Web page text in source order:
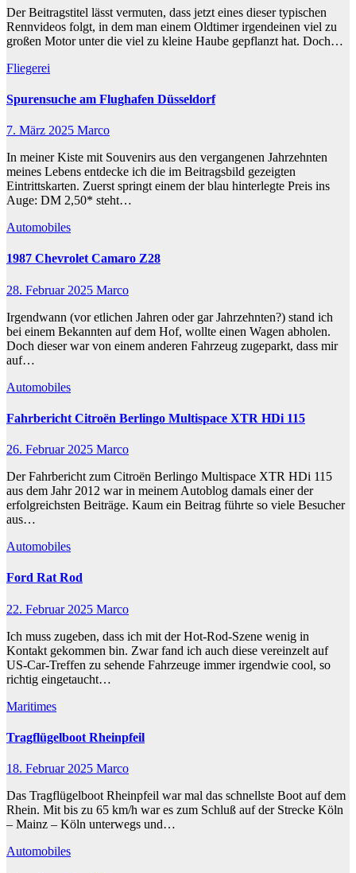
Der Beitragstitel lässt vermuten, dass jetzt eines dieser typischen
Rennvideos folgt, in dem man einem Oldtimer irgendeinen viel zu
großen Motor unter die viel zu kleine Haube gepflanzt hat. Doch…
Fliegerei
Spurensuche am Flughafen Düsseldorf
7. März 2025 Marco
In meiner Kiste mit Souvenirs aus den vergangenen Jahrzehnten
meines Lebens entdecke ich die im Beitragsbild gezeigten
Eintrittskarten. Zuerst springt einem der blau hinterlegte Preis ins
Auge: DM 2,50* steht…
Automobiles
1987 Chevrolet Camaro Z28
28. Februar 2025 Marco
Irgendwann (vor etlichen Jahren oder gar Jahrzehnten?) stand ich
bei einem Bekannten auf dem Hof, wollte einen Wagen abholen.
Doch dieser war von einem anderen Fahrzeug zugeparkt, dass mir
auf…
Automobiles
Fahrbericht Citroën Berlingo Multispace XTR HDi 115
26. Februar 2025 Marco
Der Fahrbericht zum Citroën Berlingo Multispace XTR HDi 115
aus dem Jahr 2012 war in meinem Autoblog damals einer der
erfolgreichsten Beiträge. Kaum ein Beitrag führte so viele Besucher
aus…
Automobiles
Ford Rat Rod
22. Februar 2025 Marco
Ich muss zugeben, dass ich mit der Hot-Rod-Szene wenig in
Kontakt gekommen bin. Zwar fand ich auch diese vereinzelt auf
US-Car-Treffen zu sehende Fahrzeuge immer irgendwie cool, so
richtig eingetaucht…
Maritimes
Tragflügelboot Rheinpfeil
18. Februar 2025 Marco
Das Tragflügelboot Rheinpfeil war mal das schnellste Boot auf dem
Rhein. Mit bis zu 65 km/h war es zum Schluß auf der Strecke Köln
– Mainz – Köln unterwegs und…
Automobiles